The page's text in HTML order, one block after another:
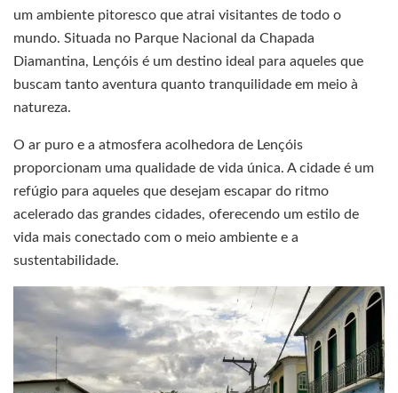
um ambiente pitoresco que atrai visitantes de todo o
mundo. Situada no Parque Nacional da Chapada
Diamantina, Lençóis é um destino ideal para aqueles que
buscam tanto aventura quanto tranquilidade em meio à
natureza.
O ar puro e a atmosfera acolhedora de Lençóis
proporcionam uma qualidade de vida única. A cidade é um
refúgio para aqueles que desejam escapar do ritmo
acelerado das grandes cidades, oferecendo um estilo de
vida mais conectado com o meio ambiente e a
sustentabilidade.